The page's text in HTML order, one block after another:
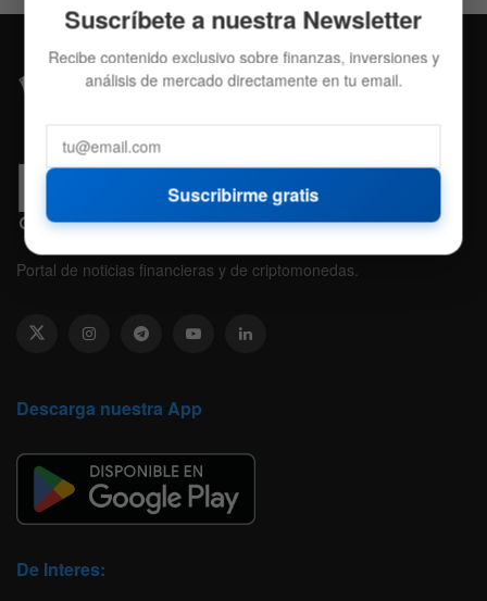
Portal de noticias financieras y de criptomonedas.
Descarga nuestra App
De Interes:
Suscríbete a nuestra Newsletter
Recibe contenido exclusivo sobre finanzas, inversiones y
análisis de mercado directamente en tu email.
Suscribirme gratis